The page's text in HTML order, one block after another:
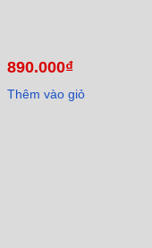
890.000₫
Thêm vào giỏ